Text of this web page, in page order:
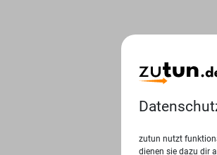
zutun nutzt
dienen sie dazu dir